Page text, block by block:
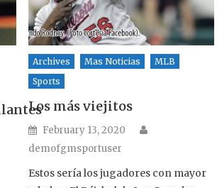
Archives Mas Noticias
MLB
Sports
Los más viejitos
Posted on
February 13, 2020
demofgmsportuser
Estos sería los jugadores con mayor